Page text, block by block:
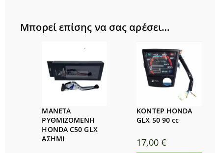
Μπορεί επίσης να σας αρέσει…
ΜΑΝΕΤΑ
ΡΥΘΜΙΖΟΜΕΝΗ
HONDA C50 GLX
ΑΣΗΜΙ
ΚΟΝΤΕΡ HONDA
GLX 50 90 cc
17,00 €